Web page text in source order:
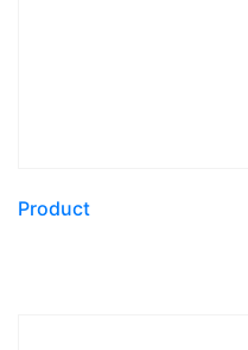
Product